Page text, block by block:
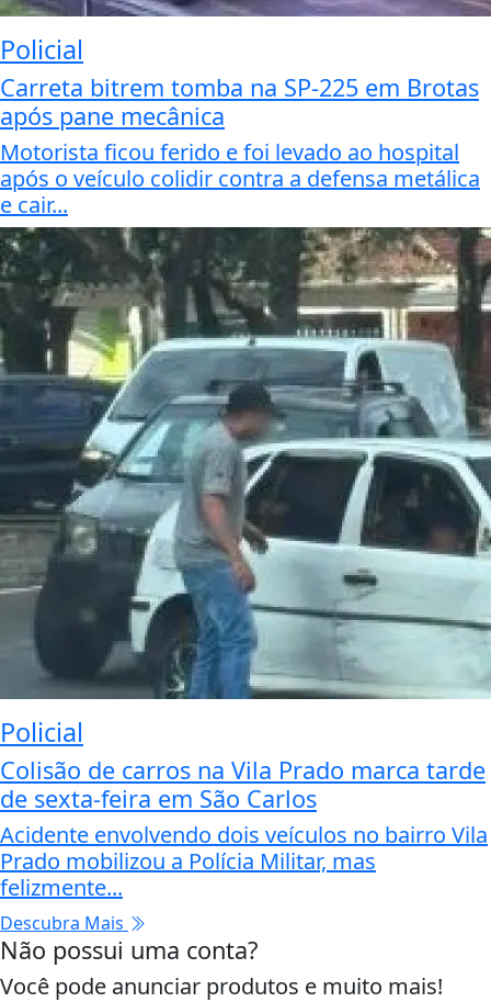
Policial
Carreta bitrem tomba na SP-225 em Brotas
após pane mecânica
Motorista ficou ferido e foi levado ao hospital
após o veículo colidir contra a defensa metálica
e cair...
Policial
Colisão de carros na Vila Prado marca tarde
de sexta-feira em São Carlos
Acidente envolvendo dois veículos no bairro Vila
Prado mobilizou a Polícia Militar, mas
felizmente...
Descubra Mais
Não possui uma conta?
Você pode anunciar produtos e muito mais!